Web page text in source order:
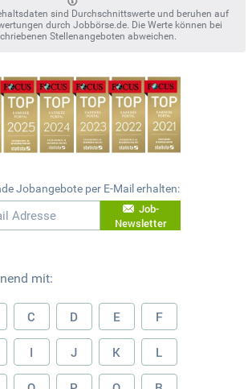
sind Durchschnittswerte und beruhen auf
durch Jobbörse.de. Die Werte können bei
Stellenangeboten abweichen.
Jobangebote per E-Mail erhalten:
Job-
Newsletter
mit:
C D E F
I J K L